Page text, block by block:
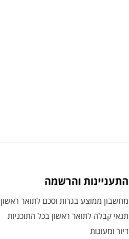
התעניינות והרשמה
מחשבון ממוצע בגרות וסכם לתואר ראשון
תנאי קבלה לתואר ראשון בכל התוכניות
דיור ומעונות